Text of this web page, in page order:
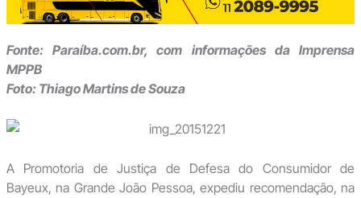
Fonte: Paraíba.com.br, com informações da Imprensa
MPPB
Foto: Thiago Martins de Souza
A Promotoria de Justiça de Defesa do Consumidor de
Bayeux, na Grande João Pessoa, expediu recomendação, na